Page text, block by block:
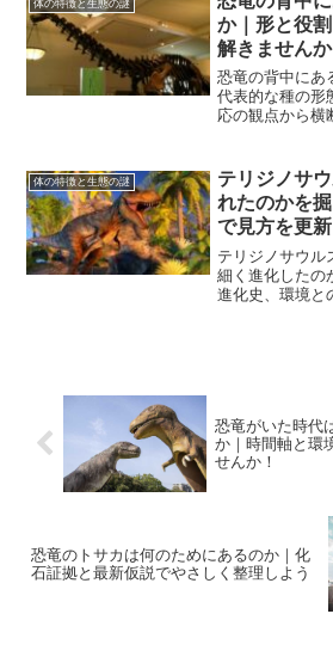
体の特徴と生態の謎
か｜形と役
解きませんか
恐竜の背中にあ
代表的な種の形
応の観点から横
す。
体の特徴と生態の謎
テリジノサ
れたのかを
で見方を更新
テリジノサウル
細く進化したの
進化史、環境と
恐竜がいた時代
か｜時間軸と環
せんか！
恐竜のトサカは何のためにあるのか｜化
石証拠と最新仮説でやさしく整理しよう